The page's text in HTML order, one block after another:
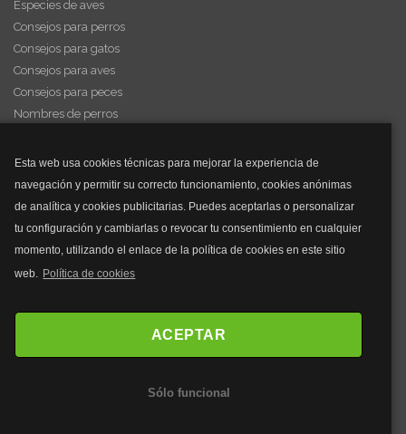
Esta web usa cookies técnicas para mejorar la experiencia de
navegación y permitir su correcto funcionamiento, cookies anónimas
de analítica y cookies publicitarias. Puedes aceptarlas o personalizar
tu configuración y cambiarlas o revocar tu consentimiento en cualquier
momento, utilizando el enlace de la política de cookies en este sitio
web. Política de cookies
ACEPTAR
Sólo funcional
Especies de aves
Consejos para perros
Consejos para gatos
Consejos para aves
Consejos para peces
Nombres de perros
y mucho más...